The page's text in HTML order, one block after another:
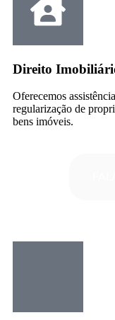
Direito
Oferecemos
regularização de
bens imóveis.